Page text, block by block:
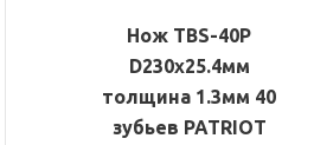
Нож TBS-40P
D230х25.4мм
толщина 1.3мм 40
зубьев PATRIOT